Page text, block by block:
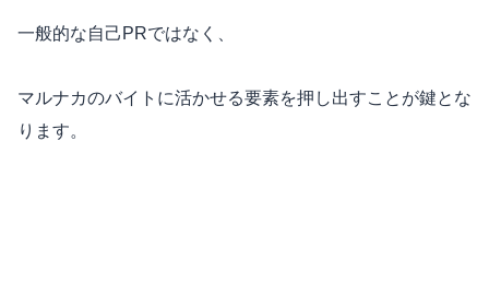
一般的な自己PRではなく、
マルナカのバイトに活かせる要素を押し出すことが鍵とな
ります。